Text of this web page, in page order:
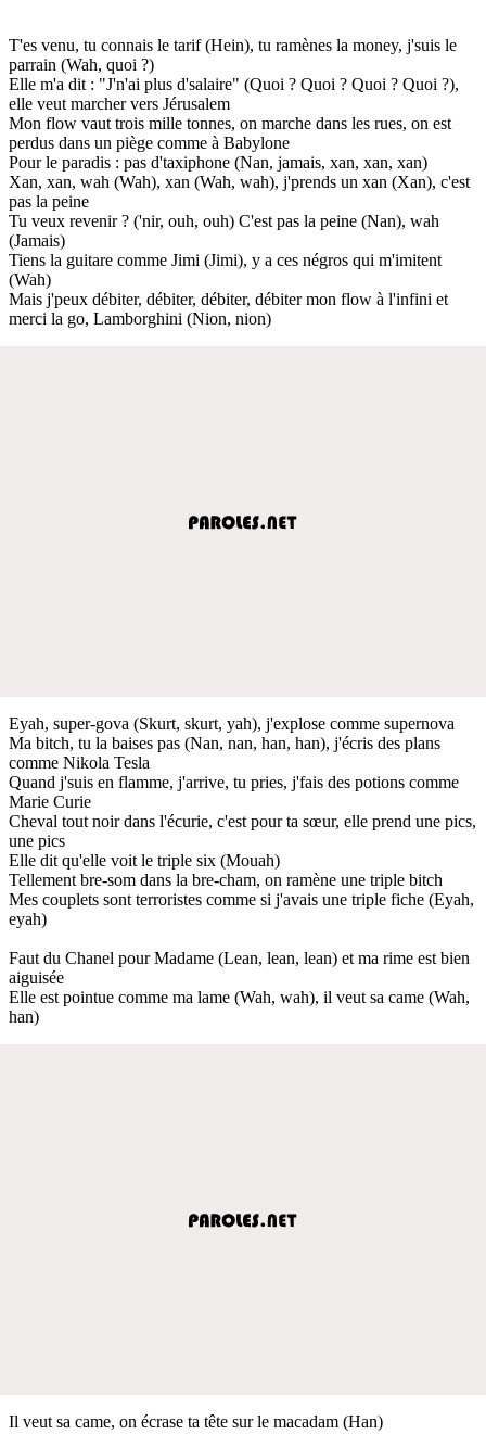
T'es venu, tu connais le tarif (Hein), tu ramènes la money, j'suis le
parrain (Wah, quoi ?)
Elle m'a dit : "J'n'ai plus d'salaire" (Quoi ? Quoi ? Quoi ? Quoi ?),
elle veut marcher vers Jérusalem
Mon flow vaut trois mille tonnes, on marche dans les rues, on est
perdus dans un piège comme à Babylone
Pour le paradis : pas d'taxiphone (Nan, jamais, xan, xan, xan)
Xan, xan, wah (Wah), xan (Wah, wah), j'prends un xan (Xan), c'est
pas la peine
Tu veux revenir ? ('nir, ouh, ouh) C'est pas la peine (Nan), wah
(Jamais)
Tiens la guitare comme Jimi (Jimi), y a ces négros qui m'imitent
(Wah)
Mais j'peux débiter, débiter, débiter, débiter mon flow à l'infini et
merci la go, Lamborghini (Nion, nion)
Eyah, super-gova (Skurt, skurt, yah), j'explose comme supernova
Ma bitch, tu la baises pas (Nan, nan, han, han), j'écris des plans
comme Nikola Tesla
Quand j'suis en flamme, j'arrive, tu pries, j'fais des potions comme
Marie Curie
Cheval tout noir dans l'écurie, c'est pour ta sœur, elle prend une pics,
une pics
Elle dit qu'elle voit le triple six (Mouah)
Tellement bre-som dans la bre-cham, on ramène une triple bitch
Mes couplets sont terroristes comme si j'avais une triple fiche (Eyah,
eyah)
Faut du Chanel pour Madame (Lean, lean, lean) et ma rime est bien
aiguisée
Elle est pointue comme ma lame (Wah, wah), il veut sa came (Wah,
han)
Il veut sa came, on écrase ta tête sur le macadam (Han)